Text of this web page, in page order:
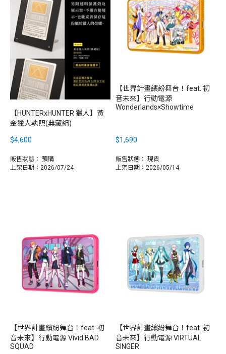
【HUNTERxHUNTER 獵人】黃
金獵人執照(典藏組)
$4,600
販售狀態： 預購
上架日期：2026/07/24
【世界計畫繽紛舞台！feat. 初
音未來】行動電源
Wonderlands×Showtime
$1,690
販售狀態： 現貨
上架日期：2026/05/14
【世界計畫繽紛舞台！feat. 初
音未來】行動電源 Vivid BAD
SQUAD
【世界計畫繽紛舞台！feat. 初
音未來】行動電源 VIRTUAL
SINGER